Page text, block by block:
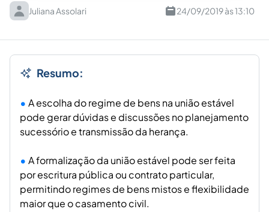
Juliana Assolari 24/09/2019 às 13:10
Resumo:
A escolha do regime de bens na união estável
pode gerar dúvidas e discussões no planejamento
sucessório e transmissão da herança.
A formalização da união estável pode ser feita
por escritura pública ou contrato particular,
permitindo regimes de bens mistos e flexibilidade
maior que o casamento civil.